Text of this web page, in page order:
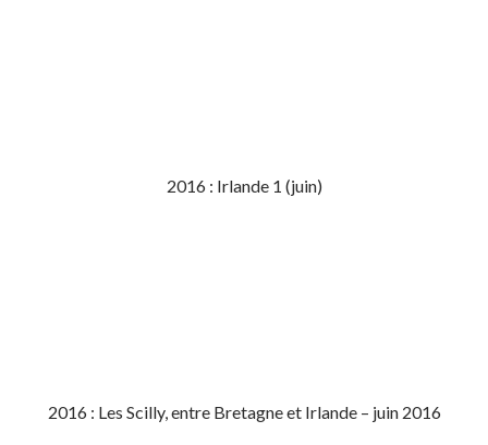
2016 : Irlande 1 (juin)
2016 : Les Scilly, entre Bretagne et Irlande – juin 2016